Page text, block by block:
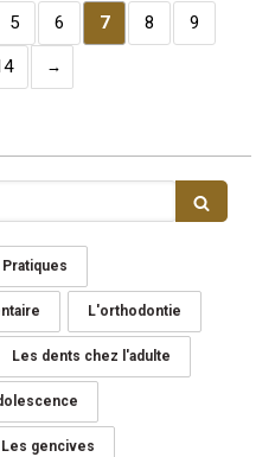
5 6 7 8 9
L'orthodontie
Les dents chez l'adulte
Les gencives